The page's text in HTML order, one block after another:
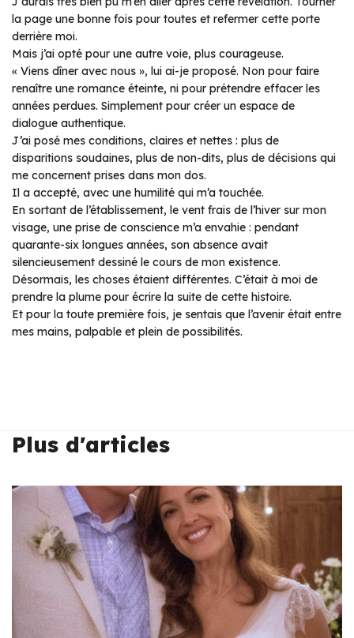
la page une bonne fois pour toutes et refermer cette porte
derrière moi.
Mais j’ai opté pour une autre voie, plus courageuse.
« Viens dîner avec nous », lui ai-je proposé. Non pour faire
renaître une romance éteinte, ni pour prétendre effacer les
années perdues. Simplement pour créer un espace de
dialogue authentique.
J’ai posé mes conditions, claires et nettes : plus de
disparitions soudaines, plus de non-dits, plus de décisions qui
me concernent prises dans mon dos.
Il a accepté, avec une humilité qui m’a touchée.
En sortant de l’établissement, le vent frais de l’hiver sur mon
visage, une prise de conscience m’a envahie : pendant
quarante-six longues années, son absence avait
silencieusement dessiné le cours de mon existence.
Désormais, les choses étaient différentes. C’était à moi de
prendre la plume pour écrire la suite de cette histoire.
Et pour la toute première fois, je sentais que l’avenir était entre
mes mains, palpable et plein de possibilités.
Plus d'articles